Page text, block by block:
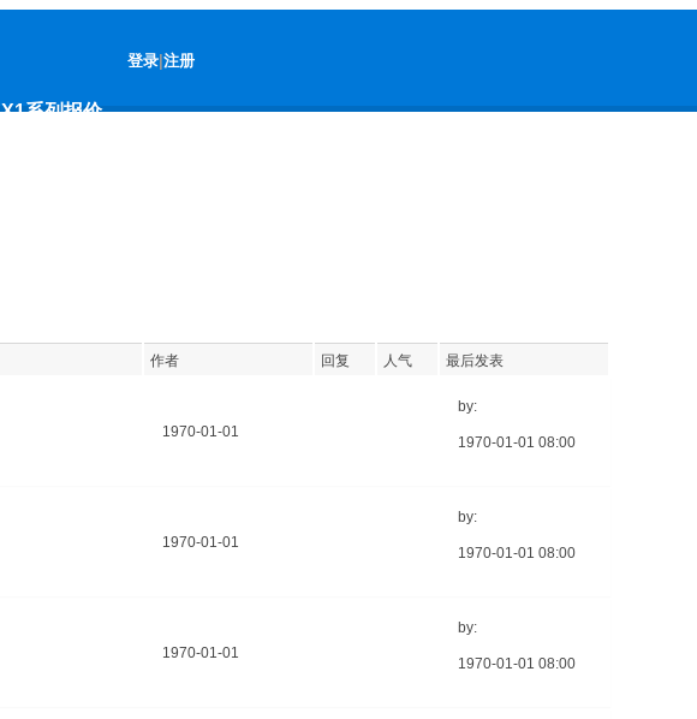
X1系列报价
登录 注册
作者 回复 人气 最后发表
1970-01-01
by:
1970-01-01 08:00
1970-01-01
by:
1970-01-01 08:00
1970-01-01
by:
1970-01-01 08:00